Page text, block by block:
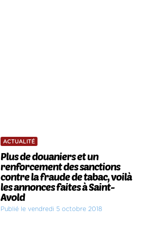
ACTUALITÉ
Plus de douaniers et un
renforcement des sanctions
contre la fraude de tabac, voilà
les annonces faites à Saint-
Avold
Publié le vendredi 5 octobre 2018